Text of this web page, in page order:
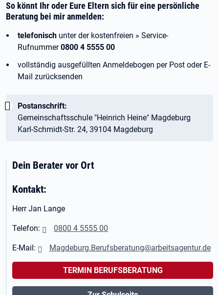
So könnt Ihr oder Eure Eltern sich für eine persönliche
Beratung bei mir anmelden:
telefonisch unter der kostenfreien » Service-
Rufnummer0800 4 5555 00
vollständig ausgefüllten Anmeldebogen per Post oder E-
Mail zurücksenden
Wichtig:
Postanschrift:
Gemeinschaftsschule "Heinrich Heine" Magdeburg
Karl-Schmidt-Str. 24, 39104 Magdeburg
Dein Berater vor Ort
Kontakt:
Herr Jan Lange
Telefon: 0800 4 5555 00
E-Mail: Magdeburg.Berufsberatung@arbeitsagentur.de
TERMIN BERUFSBERATUNG